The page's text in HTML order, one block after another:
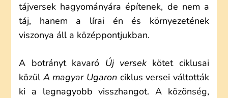
tájversek hagyományára építenek, de nem a
táj, hanem a lírai én és környezetének
viszonya áll a középpontjukban.
A botrányt kavaró Új versekkötet ciklusai
közül A magyar Ugaron ciklus versei váltották
ki a legnagyobb visszhangot. A közönség,